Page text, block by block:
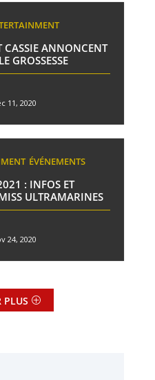
ANNONCENT
GROSSESSE
11, 2020
ÉVÉNEMENTS
: INFOS ET
ULTRAMARINES
24, 2020
PLUS